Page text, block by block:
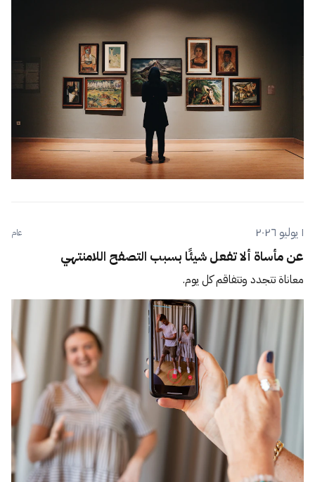
١ يوليو ٢٠٢٦ عام
عن مأساة ألا تفعل شيئًا بسبب التصفح اللامنتهي
معاناة تتجدد وتتفاقم كل يوم.